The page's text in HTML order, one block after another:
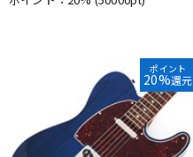
ポイント
20%還元